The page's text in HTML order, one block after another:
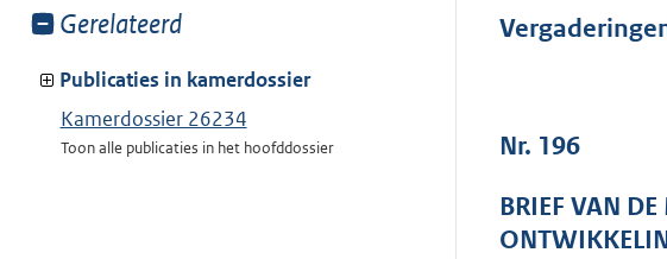
Toon
van:
Gerelateerd
Publicaties in kamerdossier
Kamerdossier 26234
Toon alle publicaties in het hoofddossier
Nr. 196
BRIEF VAN